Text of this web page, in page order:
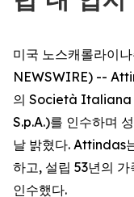
미국 노스캐롤라이
NEWSWIRE) --
의 Società
S.p.A.)를 인수하며
날 밝혔다. Attindas
하고, 설립 53년의
인수했다.